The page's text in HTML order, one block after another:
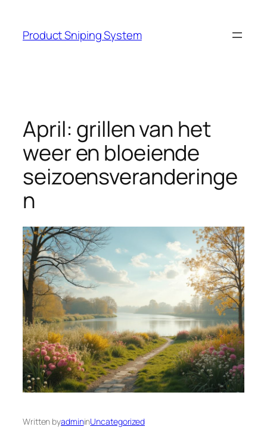
content
Product Sniping System
April: grillen van het
weer en bloeiende
seizoensveranderinge
n
Written byadmininUncategorized